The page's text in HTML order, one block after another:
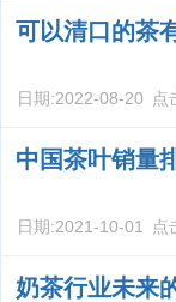
可以清口的茶
日期:2022-08-20 点
中国茶叶销量
日期:2021-10-01 点
奶茶行业未来